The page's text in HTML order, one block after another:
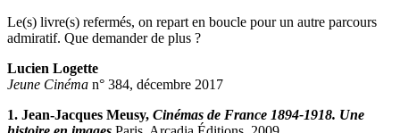
Le(s) livre(s) refermés, on repart en boucle pour un autre parcours
admiratif. Que demander de plus ?
Lucien Logette
Jeune Cinéma n° 384, décembre 2017
1. Jean-Jacques Meusy, Cinémas de France 1894-1918. Une